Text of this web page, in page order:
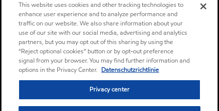
This website uses cookies and other tracking technologies to
enhance user experience and to analyze performance and
traffic on our website. We also share information about your
use of our site with our social media, advertising and analytics
partners, but you may opt out of this sharing by using the
“Reject optional cookies” button or by opt-out preference
signal from your browser. You may find further information and
options in the Privacy Center. Datenschutzrichtlinie
Privacy center